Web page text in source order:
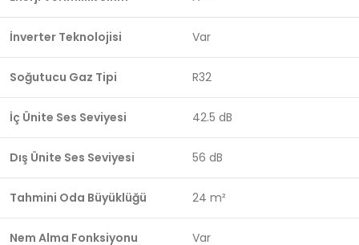
İnverter Teknolojisi Var
Soğutucu Gaz Tipi R32
İç Ünite Ses Seviyesi 42.5 dB
Dış Ünite Ses Seviyesi 56 dB
Tahmini Oda Büyüklüğü 24 m²
Nem Alma Fonksiyonu Var